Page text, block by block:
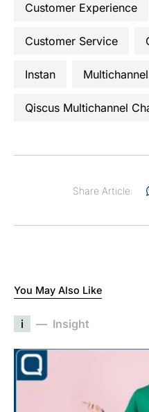
Customer Experience
Customer Service
instan multichannel
Qiscus Multichannel
Share Article:
You May Also Like
i Insight